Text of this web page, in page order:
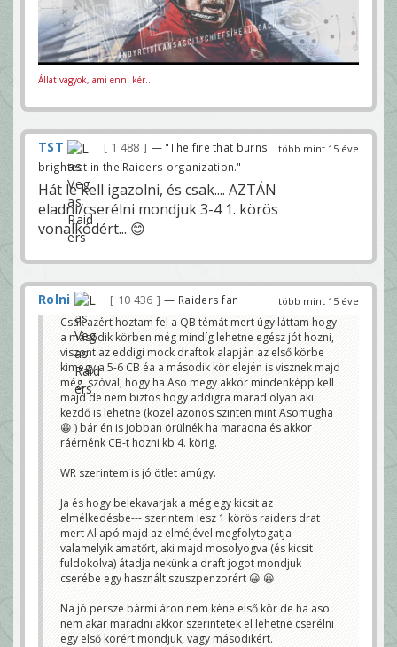
Állat vagyok, ami enni kér...
több mint 15 éve
TST 1 488
— "The fire that burns
brightest in the Raiders organization."
Hát le kell igazolni, és csak.... AZTÁN
eladni/cserélni mondjuk 3-4 1. körös
vonalkódért... 😊
több mint 15 éve
Rolni 10 436 — Raiders fan
Csak azért hoztam fel a QB témát mert úgy láttam hogy
a második körben még mindíg lehetne egész jót hozni,
viszont az eddigi mock draftok alapján az első körbe
kimegy a 5-6 CB éa a második kör elején is visznek majd
még, szóval, hogy ha Aso megy akkor mindenképp kell
majd de nem biztos hogy addigra marad olyan aki
kezdő is lehetne (közel azonos szinten mint Asomugha
😀 ) bár én is jobban örülnék ha maradna és akkor
ráérnénk CB-t hozni kb 4. körig.
WR szerintem is jó ötlet amúgy.
Ja és hogy belekavarjak a még egy kicsit az
elmélkedésbe--- szerintem lesz 1 körös raiders drat
mert Al apó majd az elméjével megfolytogatja
valamelyik amatőrt, aki majd mosolyogva (és kicsit
fuldokolva) átadja nekünk a draft jogot mondjuk
cserébe egy használt szuszpenzorért 😀 😀
Na jó persze bármi áron nem kéne első kör de ha aso
nem akar maradni akkor szerintetek el lehetne cserélni
egy első körért mondjuk, vagy másodikért.